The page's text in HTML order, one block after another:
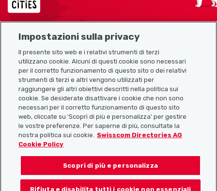
Link utili
Scarica l’app Localcities
Seguiteci su:
Impostazioni sulla privacy
Il presente sito web e i relativi strumenti di terzi
utilizzano cookie. Alcuni di questi cookie sono necessari
per il corretto funzionamento di questo sito o dei relativi
strumenti di terzi e altri vengono utilizzati per
raggiungere gli altri obiettivi descritti nella politica sui
cookie. Se desiderate disattivare i cookie che non sono
necessari per il corretto funzionamento di questo sito
web, cliccate su 'Scopri di più e personalizza' per gestire
le vostre preferenze. Per saperne di più, consultate la
nostra politica sui cookie.
Swisscom Directories AG
Cookie Policy
Scopri di più e personalizza
Rifiuta e disabilita tutti i cookie non essenziali